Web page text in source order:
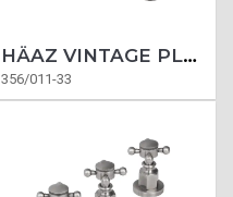
HÄAZ VINTAGE PLATINUM LAVATORIO PARED
356/011-33